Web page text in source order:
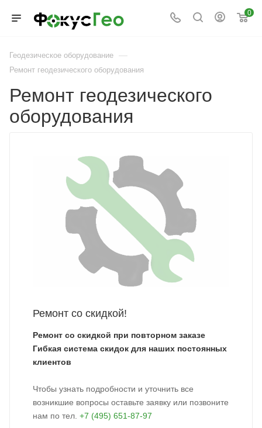
0
Геодезическое оборудование —
Ремонт геодезического оборудования
Ремонт геодезического
оборудования
Ремонт со скидкой!
Ремонт со скидкой при повторном заказе
Гибкая система скидок для наших постоянных
клиентов
Чтобы узнать подробности и уточнить все
возникшие вопросы оставьте заявку или позвоните
нам по тел. +7 (495) 651-87-97